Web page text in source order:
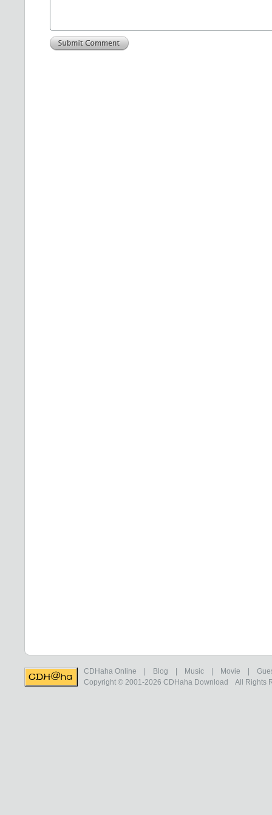
CDHaha Online Blog Music Movie
Copyright © 2001-2026 CDHaha Download All Rights